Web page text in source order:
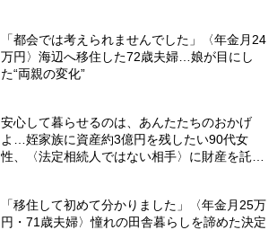
「都会では考えられませんでした」〈年金月24
万円〉海辺へ移住した72歳夫婦…娘が目にし
た“両親の変化”
安心して暮らせるのは、あんたたちのおかげ
よ…姪家族に資産約3億円を残したい90代女
性、〈法定相続人ではない相手〉に財産を託せ
「移住して初めて分かりました」〈年金月25万
円・71歳夫婦〉憧れの田舎暮らしを諦めた決定